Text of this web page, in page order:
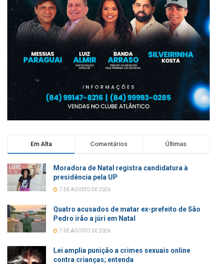
Em Alta Comentários Últimas
Moradora de Natal registra candidatura à
presidência pela UP
7 DE AGOSTO DE 2026
Quatro acusados de matar ex-prefeito de São
Pedro irão a júri em Natal
7 DE AGOSTO DE 2026
Lei amplia punição a crimes sexuais online
contra crianças; entenda